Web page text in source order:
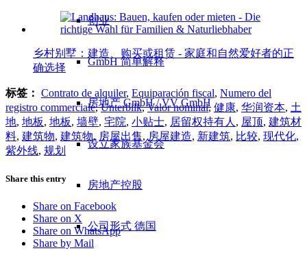
创业
GmbH 简单解释
房地产 GmbH / VV GmbH
设立家族基金会
房地产控股
公司形式 德国
乡村别墅：建造、购买或租赁 - 家庭和自然爱好者的正
确选择
标签： Contrato de alquiler, Equiparación fiscal, Numero del
registro commerciale,Unterbilk,Valor nominal, 健康, 华润资本, 土
地, 地板, 地板, 墙壁, 宅院, 小贴士, 居留权持有人 , 屋顶, 建筑材
料, 建筑物, 建筑物, 房屋出售,房屋建造, 新建筑, 比较, 现代化,
紫外线, 规划
Share this entry
Share on Facebook
Share on X
Share on WhatsApp
Share by Mail